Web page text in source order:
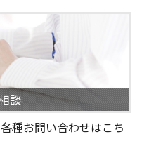
談
種お問い合わせはこち